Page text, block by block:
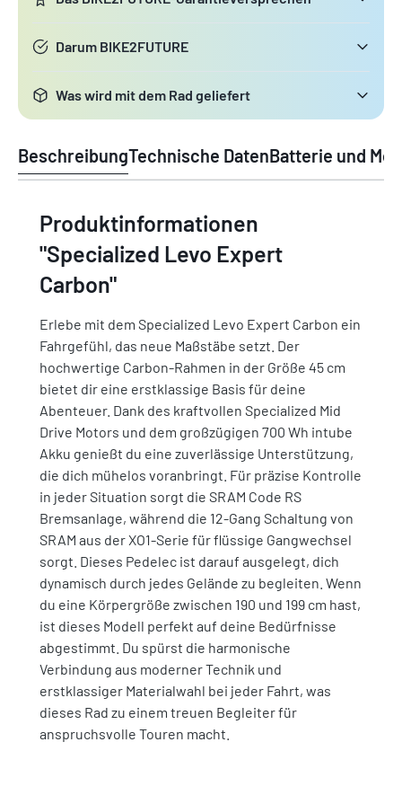
Darum BIKE2FUTURE
Was wird mit dem Rad geliefert
BeschreibungTechnische DatenBatterie und
Produktinformationen
"Specialized Levo Expert
Carbon"
Erlebe mit dem Specialized Levo Expert Carbon ein
Fahrgefühl, das neue Maßstäbe setzt. Der
hochwertige Carbon-Rahmen in der Größe 45 cm
bietet dir eine erstklassige Basis für deine
Abenteuer. Dank des kraftvollen Specialized Mid
Drive Motors und dem großzügigen 700 Wh intube
Akku genießt du eine zuverlässige Unterstützung,
die dich mühelos voranbringt. Für präzise Kontrolle
in jeder Situation sorgt die SRAM Code RS
Bremsanlage, während die 12-Gang Schaltung von
SRAM aus der XO1-Serie für flüssige Gangwechsel
sorgt. Dieses Pedelec ist darauf ausgelegt, dich
dynamisch durch jedes Gelände zu begleiten. Wenn
du eine Körpergröße zwischen 190 und 199 cm hast,
ist dieses Modell perfekt auf deine Bedürfnisse
abgestimmt. Du spürst die harmonische
Verbindung aus moderner Technik und
erstklassiger Materialwahl bei jeder Fahrt, was
dieses Rad zu einem treuen Begleiter für
anspruchsvolle Touren macht.